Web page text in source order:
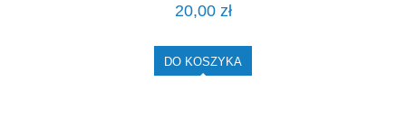
20,00 zł
DO KOSZYKA